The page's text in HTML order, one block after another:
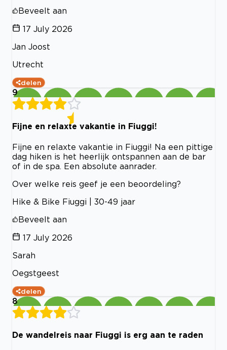
Beveelt aan
17 July 2026
Jan Joost
Utrecht
delen
9
Fijne en relaxte vakantie in Fiuggi!
Fijne en relaxte vakantie in Fiuggi! Na een pittige
dag hiken is het heerlijk ontspannen aan de bar
of in de spa. Een absolute aanrader.
Over welke reis geef je een beoordeling?
Hike & Bike Fiuggi | 30-49 jaar
Beveelt aan
17 July 2026
Sarah
Oegstgeest
delen
8
De wandelreis naar Fiuggi is erg aan te raden